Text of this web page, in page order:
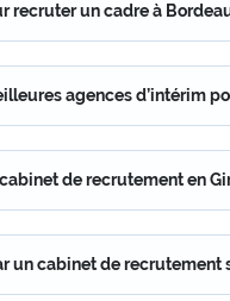
recruter un cadre à
agences d’intérim
de recrutement en
un cabinet de